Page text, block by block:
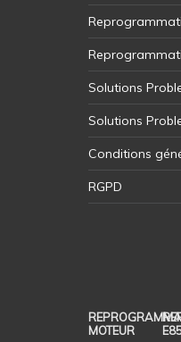
Solutions
Solutions
Conditions
RGPD
MOTEUR